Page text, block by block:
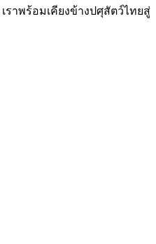
เราพร้อมเคียงข้างปศุสัตว์ไทยสู่